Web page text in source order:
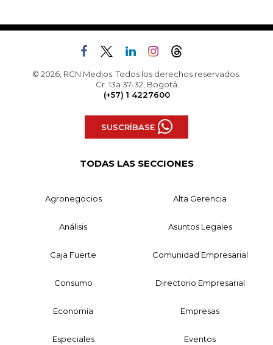
© 2026, RCN Medios. Todos los derechos reservados.
Cr. 13a 37-32, Bogotá
(+57) 1 4227600
SUSCRÍBASE
TODAS LAS SECCIONES
Agronegocios Alta Gerencia
Análisis Asuntos Legales
Caja Fuerte Comunidad Empresarial
Consumo Directorio Empresarial
Economía Empresas
Especiales Eventos